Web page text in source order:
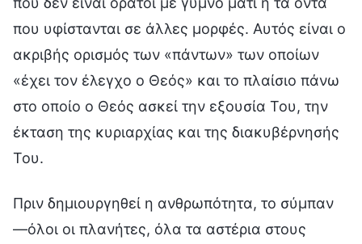
που υφίστανται σε άλλες μορφές. Αυτός είναι ο
ακριβής ορισμός των «πάντων» των οποίων
«έχει τον έλεγχο ο Θεός» και το πλαίσιο πάνω
στο οποίο ο Θεός ασκεί την εξουσία Του, την
έκταση της κυριαρχίας και της διακυβέρνησής
Του.
Πριν δημιουργηθεί η ανθρωπότητα, το σύμπαν
—όλοι οι πλανήτες, όλα τα αστέρια στους